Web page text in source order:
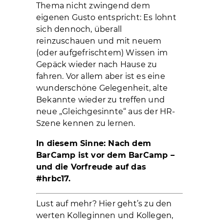
Thema nicht zwingend dem
eigenen Gusto entspricht: Es lohnt
sich dennoch, überall
reinzuschauen und mit neuem
(oder aufgefrischtem) Wissen im
Gepäck wieder nach Hause zu
fahren. Vor allem aber ist es eine
wunderschöne Gelegenheit, alte
Bekannte wieder zu treffen und
neue „Gleichgesinnte“ aus der HR-
Szene kennen zu lernen.
In diesem Sinne: Nach dem
BarCamp ist vor dem BarCamp –
und die Vorfreude auf das
#hrbc17.
Lust auf mehr? Hier geht’s zu den
werten Kolleginnen und Kollegen,